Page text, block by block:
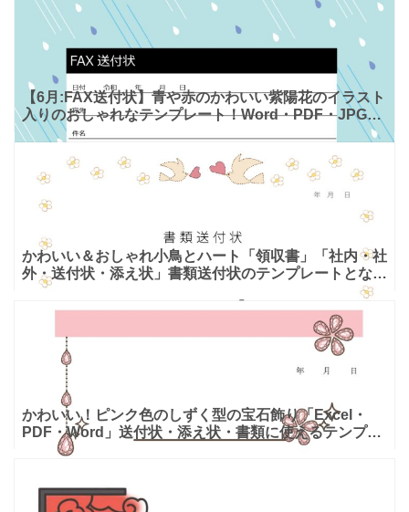
【6月:FAX送付状】青や赤のかわいい紫陽花のイラスト
入りのおしゃれなテンプレート！Word・PDF・JPGで
手書き利用も可能！ デザイン入りFAX送付状をご利
かわいい＆おしゃれ小鳥とハート「領収書」「社内・社
外・送付状・添え状」書類送付状のテンプレートとなり
ます。Excel・Word・PDFでご利用頂け、エクセルと
かわいい！ピンク色のしずく型の宝石飾り「Excel・
PDF・Word」送付状・添え状・書類に使えるテンプレ
ートとなります。イラストフレームでかわいい宝石がデ